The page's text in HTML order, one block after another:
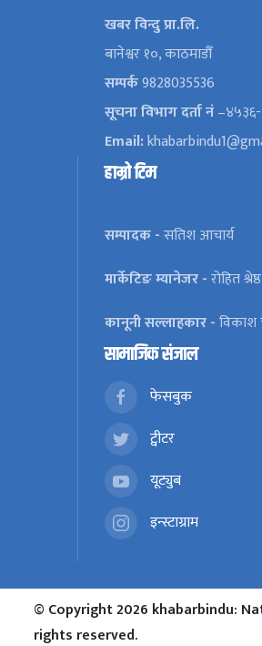
खबर विन्दु प्रा.लि.
बानेश्वर १०, काठमाडौँ
सम्पर्क9828035536
सूचना विभाग दर्ता नं
Email:
हाम्रो टिम
सम्पादक -सतिश आचार्य
मार्केटिङ म्यानेजर -रोहित
कानूनी सल्लाहकार -विकाश
सामाजिक संजाल
फेसबुक
ट्वीटर
यूट्युब
इन्स्टाग्राम
© Copyright 2026 khabarbindu:
rights reserved.